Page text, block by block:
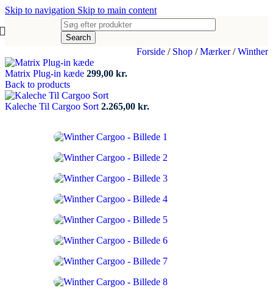
Skip to navigation Skip to main content
Search
Forside / Shop / Mærker/ Winther
Matrix Plug-in kæde 299,00 kr.
Back to products
Kaleche Til Cargoo Sort 2.265,00 kr.